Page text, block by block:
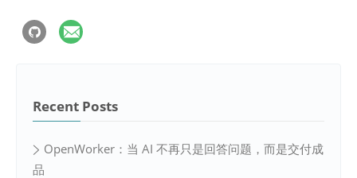
Recent Posts
OpenWorker：当 AI 不再只是回答问题，而是交付成
品